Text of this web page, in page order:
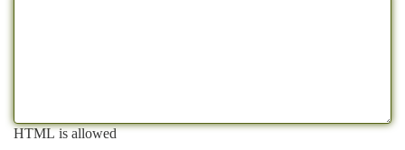
HTML is allowed